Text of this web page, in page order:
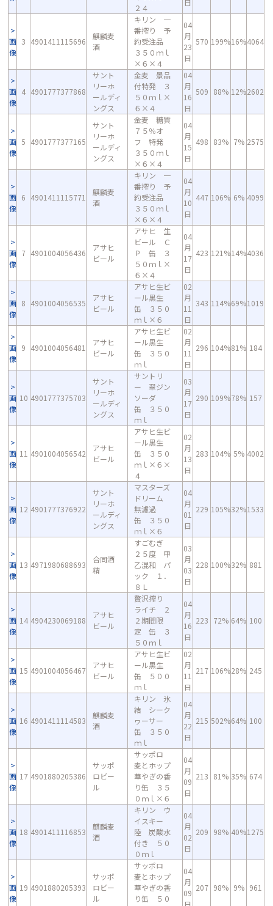
２４
日
画
像
3 4901411115696
麒麟麦
酒
キリン 一
番搾り 予
約受注品
３５０ｍｌ
×６×４
04
月
23
日
570 199%16%4064
画
像
4 4901777377868
サント
リーホ
ールディ
ングス
金麦 景品
付特発 ３
５０ｍｌ×
６×４
04
月
16
日
509 88% 12%2602
画
像
5 4901777377165
サント
リーホ
ールディ
ングス
金麦 糖質
７５％オ
フ 特発
３５０ｍｌ
×６×４
04
月
15
日
498 83% 7% 2575
画
像
6 4901411115771
麒麟麦
酒
キリン 一
番搾り 予
約受注品
３５０ｍｌ
×６×４
04
月
10
日
447 106% 6% 4099
画
像
7 4901004056436
アサヒ
ビール
アサヒ 生
ビール Ｃ
Ｐ 缶 ３
５０ｍｌ×
６×４
04
月
17
日
423 121%14%4036
画
像
8 4901004056535
アサヒ
ビール
アサヒ生ビ
ール黒生
缶 ３５０
ｍｌ×６
02
月
11
日
343 114%69%1019
画
像
9 4901004056481
アサヒ
ビール
アサヒ生ビ
ール黒生
缶 ３５０
ｍｌ
02
月
11
日
296 104%81% 184
画
像
10 4901777375703
サント
リーホ
ールディ
ングス
サントリ
ー 翠ジン
ソーダ
缶 ３５０
ｍｌ
03
月
17
日
290 109%78% 157
画
像
11 4901004056542
アサヒ
ビール
アサヒ生ビ
ール黒生
缶 ３５０
ｍｌ×６×
４
02
月
13
日
283 104% 5% 4002
画
像
12 4901777376922
サント
リーホ
ールディ
ングス
マスターズ
ドリーム
無濾過
缶 ３５０
ｍｌ×６
04
月
01
日
229 105%32%1533
画
像
13 4971980688693
合同酒
精
すごむぎ
２５度 甲
乙混和 パ
ック １．
８Ｌ
03
月
03
日
228 100%32% 881
画
像
14 4904230069188
アサヒ
ビール
贅沢搾り
ライチ ２
２期間限
定 缶 ３
５０ｍｌ
04
月
16
日
223 72% 64% 100
画
像
15 4901004056467
アサヒ
ビール
アサヒ生ビ
ール黒生
缶 ５００
ｍｌ
02
月
11
日
217 106%28% 245
画
像
16 4901411114583
麒麟麦
酒
キリン 氷
結 シーク
ヮーサー
缶 ３５０
ｍｌ
04
月
22
日
215 502%64% 100
画
像
17 4901880205386
サッポ
ロビー
ル
サッポロ
麦とホップ
華やぎの香
り缶 ３５
０ｍｌ×６
04
月
09
日
213 81% 35% 674
画
像
18 4901411116853
麒麟麦
酒
キリン ウ
イスキー
陸 炭酸水
付き ５０
０ｍｌ
04
月
02
日
209 98% 40%1275
画
像
19 4901880205393
サッポ
ロビー
ル
サッポロ
麦とホップ
華やぎの香
り缶 ５０
04
月
09
日
207 98% 9% 961